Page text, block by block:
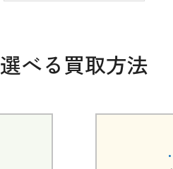
選べる買取方法